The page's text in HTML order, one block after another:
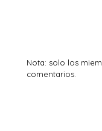
Nota: solo los
comentarios.